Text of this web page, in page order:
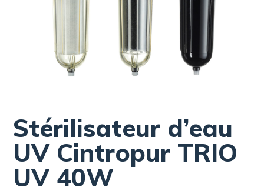
Stérilisateur d’eau
UV Cintropur TRIO
UV 40W